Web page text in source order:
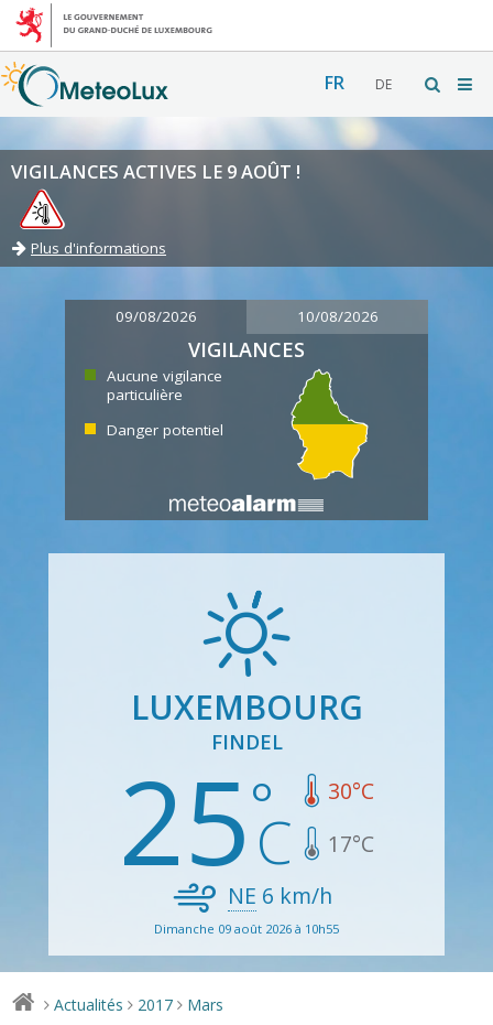
FR DE
VIGILANCES ACTIVES LE 9 AOÛT !
Plus d'informations
09/08/2026 10/08/2026
VIGILANCES
Aucune vigilance
particulière
Danger potentiel
LUXEMBOURG
FINDEL
25 30°C
17°C
NE 6 km/h
Dimanche 09 août 2026 à 10h55
> Actualités > 2017 > Mars